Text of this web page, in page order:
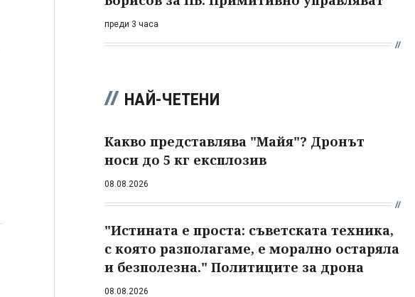
преди 3 часа
НАЙ-ЧЕТЕНИ
Какво представлява "Майя"? Дронът
носи до 5 кг експлозив
08.08.2026
"Истината е проста: съветската техника,
с която разполагаме, е морално остаряла
и безполезна." Политиците за дрона
08.08.2026